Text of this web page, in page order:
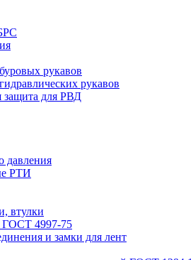
рукавов
рукавов
защита для РВД
давления
РТИ
втулки
ГОСТ 4997-75
и замки для лент